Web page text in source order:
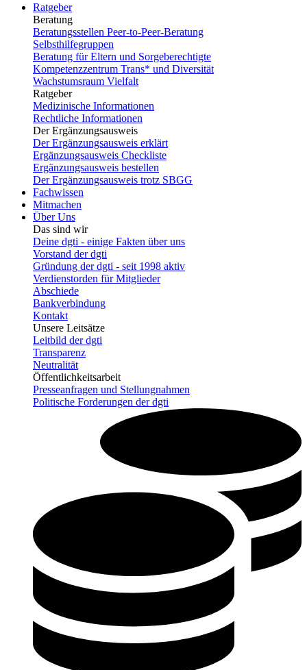
Ratgeber
Beratung
Beratungsstellen Peer-to-Peer-Beratung
Selbsthilfegruppen
Beratung für Eltern und Sorgeberechtigte
Kompetenzzentrum Trans* und Diversität
Wachstumsraum Vielfalt
Ratgeber
Medizinische Informationen
Rechtliche Informationen
Der Ergänzungsausweis
Der Ergänzungsausweis erklärt
Ergänzungsausweis Checkliste
Ergänzungsausweis bestellen
Der Ergänzungsausweis trotz SBGG
Fachwissen
Mitmachen
Über Uns
Das sind wir
Deine dgti - einige Fakten über uns
Vorstand der dgti
Gründung der dgti - seit 1998 aktiv
Verdienstorden für Mitglieder
Abschiede
Bankverbindung
Kontakt
Unsere Leitsätze
Leitbild der dgti
Transparenz
Neutralität
Öffentlichkeitsarbeit
Presseanfragen und Stellungnahmen
Politische Forderungen der dgti